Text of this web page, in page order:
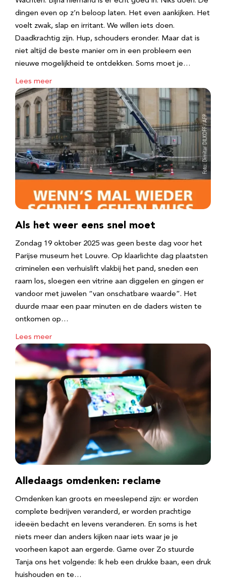
dingen even op z’n beloop laten. Het even aankijken. Het
voelt zwak, slap en irritant. We willen iets doen.
Daadkrachtig zijn. Hup, schouders eronder. Maar dat is
niet altijd de beste manier om in een probleem een
nieuwe mogelijkheid te ontdekken. Soms moet je…
Lees meer
Als het weer eens snel moet
Zondag 19 oktober 2025 was geen beste dag voor het
Parijse museum het Louvre. Op klaarlichte dag plaatsten
criminelen een verhuislift vlakbij het pand, sneden een
raam los, sloegen een vitrine aan diggelen en gingen er
vandoor met juwelen “van onschatbare waarde”. Het
duurde maar een paar minuten en de daders wisten te
ontkomen op…
Lees meer
Alledaags omdenken: reclame
Omdenken kan groots en meeslepend zijn: er worden
complete bedrijven veranderd, er worden prachtige
ideeën bedacht en levens veranderen. En soms is het
niets meer dan anders kijken naar iets waar je je
voorheen kapot aan ergerde. Game over Zo stuurde
Tanja ons het volgende: Ik heb een drukke baan, een druk
huishouden en te…